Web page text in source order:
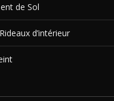
de Sol
d’intérieur